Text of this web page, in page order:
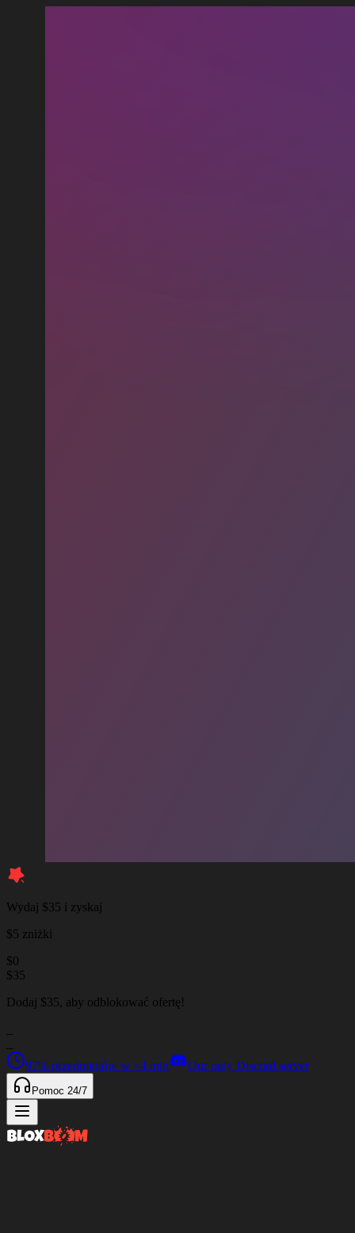
Wydaj $35 i zyskaj
$5 zniżki
$0
$35
Dodaj $35, aby odblokować ofertę!
97% przedmiotów w <4 min Our only Discord server
Pomoc 24/7